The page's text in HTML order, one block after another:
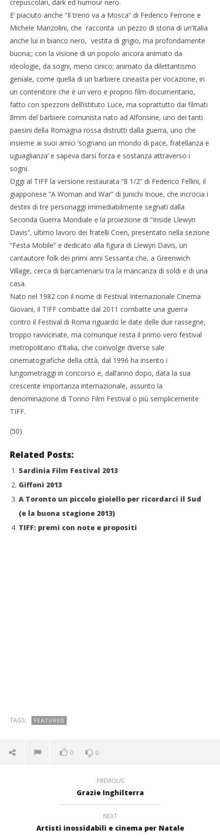
crepuscolari, dark ed humour nero.
E’ piaciuto anche “Il treno va a Mosca” di Federico Ferrone e
Michele Manzolini, che racconta un pezzo di storia di un’Italia
anche lui in bianco nero, vestita di grigio, ma profondamente
buona;; con la visione di un popolo ancora animato da
ideologie, da sogni, meno cinico; animato da dilettantismo
geniale, come quella di un barbiere cineasta per vocazione, in
un contenitore che è un vero e proprio film-documentario,
fatto con spezzoni dell’istituto Luce, ma soprattutto dai filmati
8mm del barbiere comunista nato ad Alfonsine, uno dei tanti
paesini della Romagna rossa distrutti dalla guerra, uno che
insieme ai suoi amici ‘sognano un mondo di pace, fratellanza e
uguaglianza’ e sapeva darsi forza e sostanza attraverso i
sogni.
Oggi al TIFF la versione restaurata “8 1/2” di Federico Fellini, il
giapponese “A Woman and War” di Junichi Inoue, che incrocia i
destini di tre personaggi irrimediabilmente segnati dalla
Seconda Guerra Mondiale e la proiezione di “Inside Llewyn
Davis”, ultimo lavoro dei fratelli Coen, presentato nella sezione
“Festa Mobile” e dedicato alla figura di Llewyn Davis, un
cantautore folk dei primi anni Sessanta che, a Greenwich
Village, cerca di barcamenarsi tra la mancanza di soldi e di una
casa.
Nato nel 1982 con il nome di Festival Internazionale Cinema
Giovani, il TIFF combatte dal 2011 combatte una guerra
contro il Festival di Roma riguardo le date delle due rassegne,
troppo ravvicinate, ma comunque resta il primo vero festival
metropolitano d’Italia, che coinvolge diverse sale
cinematografiche della città, dal 1996 ha inserito i
lungometraggi in concorso e, dall’anno dopo, data la sua
crescente importanza internazionale, assunto la
denominazione di Torino Film Festival o più semplicemente
TIFF.
(50)
Related Posts:
Sardinia Film Festival 2013
Giffoni 2013
A Toronto un piccolo gioiello per ricordarci il Sud
(e la buona stagione 2013)
TIFF: premi con note e propositi
TAGS: FEATURED
0 0
PREVIOUS
Grazie Inghilterra
NEXT
Artisti inossidabili e cinema per Natale